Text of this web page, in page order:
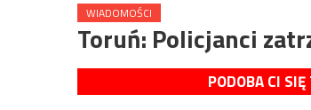
WIADOMOŚCI
Toruń: Policjanci
PODOBA CI